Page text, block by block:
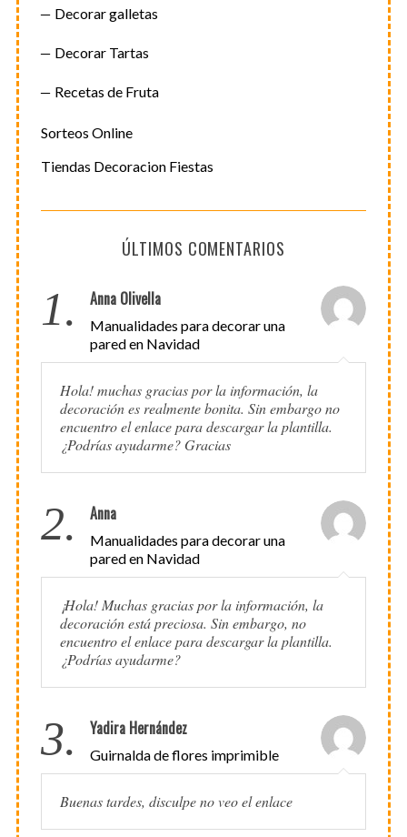
Decorar galletas
Decorar Tartas
Recetas de Fruta
Sorteos Online
Tiendas Decoracion Fiestas
ÚLTIMOS COMENTARIOS
1. Anna Olivella
Manualidades para decorar una
pared en Navidad
Hola! muchas gracias por la información, la
decoración es realmente bonita. Sin embargo no
encuentro el enlace para descargar la plantilla.
¿Podrías ayudarme? Gracias
2. Anna
Manualidades para decorar una
pared en Navidad
¡Hola! Muchas gracias por la información, la
decoración está preciosa. Sin embargo, no
encuentro el enlace para descargar la plantilla.
¿Podrías ayudarme?
3. Yadira Hernández
Guirnalda de flores imprimible
Buenas tardes, disculpe no veo el enlace